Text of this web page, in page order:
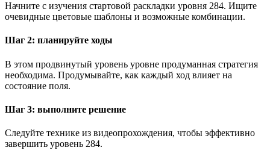
Начните с изучения стартовой раскладки уровня 284. Ищите
очевидные цветовые шаблоны и возможные комбинации.
Шаг 2: планируйте ходы
В этом продвинутый уровень уровне продуманная стратегия
необходима. Продумывайте, как каждый ход влияет на
состояние поля.
Шаг 3: выполните решение
Следуйте технике из видеопрохождения, чтобы эффективно
завершить уровень 284.